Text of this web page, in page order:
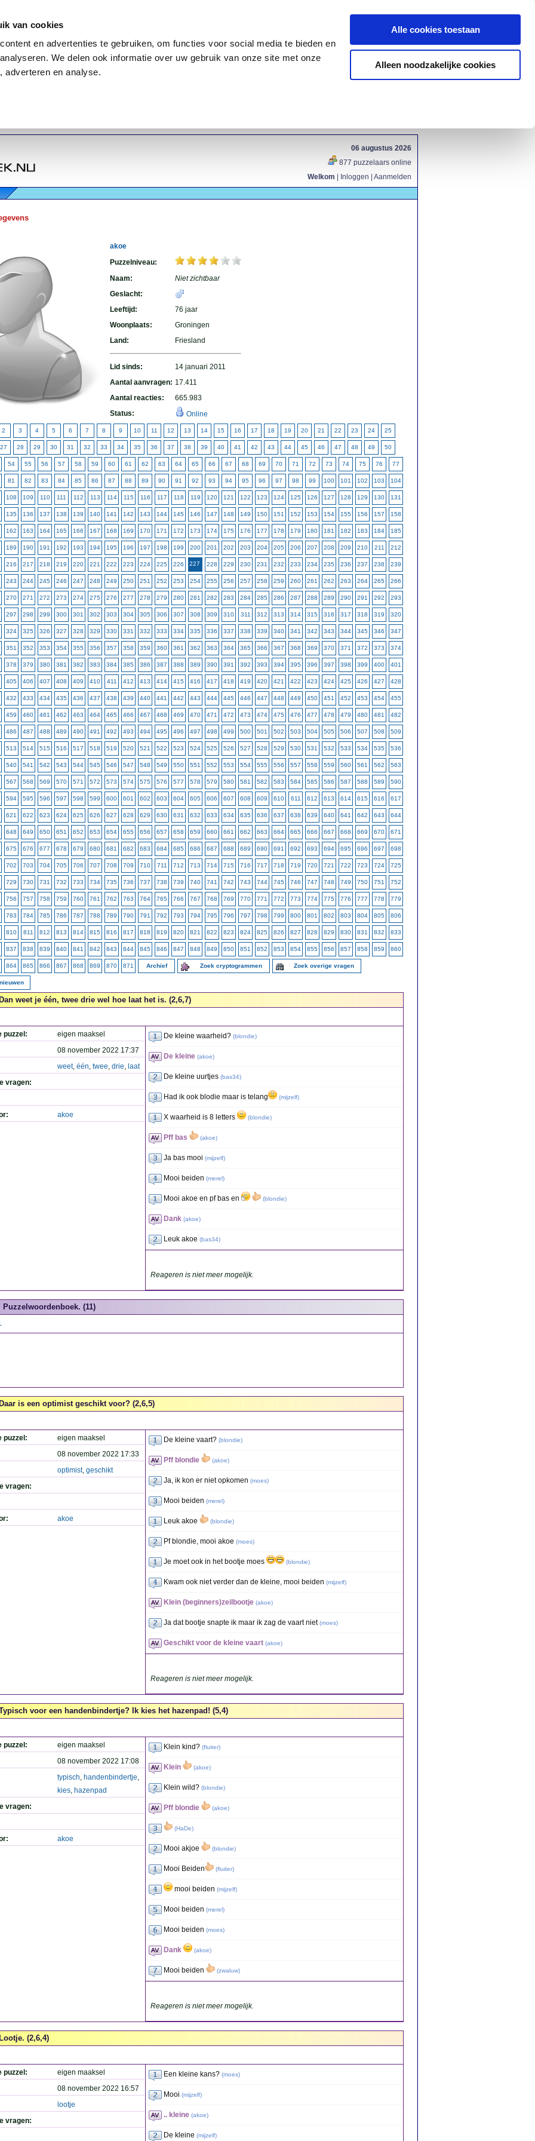
van cookies
en advertenties te gebruiken, om functies voor social media te bieden en
We delen ook informatie over uw gebruik van onze site met onze
adverteren en analyse.
Alle cookies toestaan
Alleen noodzakelijke cookies
06 augustus 2026
877 puzzelaars online
Welkom
Inloggen Aanmelden
akoe
Puzzelniveau:
Naam:
Niet zichtbaar
Geslacht:
Leeftijd:
76 jaar
Woonplaats:
Groningen
Land:
Friesland
Lid sinds:
14 januari 2011
Aantal aanvragen: 17.411
Aantal reacties:
665.983
Status:
Online
2 3 4 5 6 7 8 9 10 11 12 13 14 15 16 17 18 19 20 21 22 23 24 25
27 28 29 30 31 32 33 34 35 36 37 38 39 40 41 42 43 44 45 46 47 48 49 50
54 55 56 57 58 59 60 61 62 63 64 65 66 67 68 69 70 71 72 73 74 75 76 77
81 82 83 84 85 86 87 88 89 90 91 92 93 94 95 96 97 98 99 100 101 102 103 104
108 109 110 111 112 113 114 115 116 117 118 119 120 121 122 123 124 125 126 127 128 129 130 131
135 136 137 138 139 140 141 142 143 144 145 146 147 148 149 150 151 152 153 154 155 156 157 158
162 163 164 165 166 167 168 169 170 171 172 173 174 175 176 177 178 179 180 181 182 183 184 185
189 190 191 192 193 194 195 196 197 198 199 200 201 202 203 204 205 206 207 208 209 210 211 212
216 217 218 219 220 221 222 223 224 225 226 227 228 229 230 231 232 233 234 235 236 237 238 239
243 244 245 246 247 248 249 250 251 252 253 254 255 256 257 258 259 260 261 262 263 264 265 266
270 271 272 273 274 275 276 277 278 279 280 281 282 283 284 285 286 287 288 289 290 291 292 293
297 298 299 300 301 302 303 304 305 306 307 308 309 310 311 312 313 314 315 316 317 318 319 320
324 325 326 327 328 329 330 331 332 333 334 335 336 337 338 339 340 341 342 343 344 345 346 347
351 352 353 354 355 356 357 358 359 360 361 362 363 364 365 366 367 368 369 370 371 372 373 374
378 379 380 381 382 383 384 385 386 387 388 389 390 391 392 393 394 395 396 397 398 399 400 401
405 406 407 408 409 410 411 412 413 414 415 416 417 418 419 420 421 422 423 424 425 426 427 428
432 433 434 435 436 437 438 439 440 441 442 443 444 445 446 447 448 449 450 451 452 453 454 455
459 460 461 462 463 464 465 466 467 468 469 470 471 472 473 474 475 476 477 478 479 480 481 482
486 487 488 489 490 491 492 493 494 495 496 497 498 499 500 501 502 503 504 505 506 507 508 509
513 514 515 516 517 518 519 520 521 522 523 524 525 526 527 528 529 530 531 532 533 534 535 536
540 541 542 543 544 545 546 547 548 549 550 551 552 553 554 555 556 557 558 559 560 561 562 563
567 568 569 570 571 572 573 574 575 576 577 578 579 580 581 582 583 584 585 586 587 588 589 590
594 595 596 597 598 599 600 601 602 603 604 605 606 607 608 609 610 611 612 613 614 615 616 617
621 622 623 624 625 626 627 628 629 630 631 632 633 634 635 636 637 638 639 640 641 642 643 644
648 649 650 651 652 653 654 655 656 657 658 659 660 661 662 663 664 665 666 667 668 669 670 671
675 676 677 678 679 680 681 682 683 684 685 686 687 688 689 690 691 692 693 694 695 696 697 698
702 703 704 705 706 707 708 709 710 711 712 713 714 715 716 717 718 719 720 721 722 723 724 725
729 730 731 732 733 734 735 736 737 738 739 740 741 742 743 744 745 746 747 748 749 750 751 752
756 757 758 759 760 761 762 763 764 765 766 767 768 769 770 771 772 773 774 775 776 777 778 779
783 784 785 786 787 788 789 790 791 792 793 794 795 796 797 798 799 800 801 802 803 804 805 806
810 811 812 813 814 815 816 817 818 819 820 821 822 823 824 825 826 827 828 829 830 831 832 833
837 838 839 840 841 842 843 844 845 846 847 848 849 850 851 852 853 854 855 856 857 858 859 860
864 865 866 867 868 869 870 871 Archief Zoek cryptogrammen Zoek overige vragen
weet je één, twee drie wel hoe laat het is. (2,6,7)
puzzel:
eigen maaksel
08 november 2022 17:37
weet, één, twee, drie, laat
vragen:
akoe
De kleine waarheid? (blondie)
De kleine (akoe)
De kleine uurtjes (bas34)
Had ik ook blodie maar is telang (mijzelf)
X waarheid is 8 letters (blondie)
Pff bas (akoe)
Ja bas mooi (mijzelf)
Mooi beiden (merel)
Mooi akoe en pf bas en (blondie)
Dank (akoe)
Leuk akoe (bas34)
Reageren is niet meer mogelijk.
Puzzelwoordenboek. (11)
is een optimist geschikt voor? (2,6,5)
puzzel:
eigen maaksel
08 november 2022 17:33
optimist, geschikt
vragen:
akoe
De kleine vaart? (blondie)
Pff blondie (akoe)
Ja, ik kon er niet opkomen (moes)
Mooi beiden (merel)
Leuk akoe (blondie)
Pf blondie, mooi akoe (moes)
Je moet ook in het bootje moes (blondie)
Kwam ook niet verder dan de kleine, mooi beiden (mijzelf)
Klein (beginners)zeilbootje (akoe)
Ja dat bootje snapte ik maar ik zag de vaart niet (moes)
Geschikt voor de kleine vaart (akoe)
Reageren is niet meer mogelijk.
voor een handenbindertje? Ik kies het hazenpad! (5,4)
puzzel:
eigen maaksel
08 november 2022 17:08
typisch, handenbindertje,
kies, hazenpad
vragen:
akoe
Klein kind? (fluiter)
Klein (akoe)
Klein wild? (blondie)
Pff blondie (akoe)
(HaDe)
Mooi akjoe (blondie)
Mooi Beiden (fluiter)
mooi beiden (mijzelf)
Mooi beiden (merel)
Mooi beiden (moes)
Dank (akoe)
Mooi beiden (zwaluw)
Reageren is niet meer mogelijk.
(2,6,4)
puzzel:
eigen maaksel
08 november 2022 16:57
lootje
vragen:
Een kleine kans? (moes)
Mooi (mijzelf)
.. kleine (akoe)
De kleine (mijzelf)